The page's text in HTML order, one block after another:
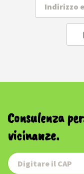
Consulenza
vicinanze.